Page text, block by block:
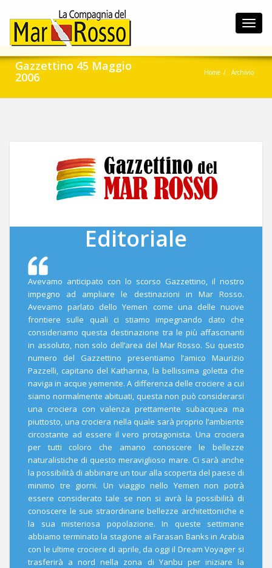
Gazzettino 45 Maggio
2006 Home Archivio
Editoriale
Avevamo anticipato con lo scorso Gazzettino, il nostro
impegno ad ampliare le destinazioni in Mar Rosso.
Avevamo parlato dello Yemen come una delle nuove
frontiere sulle quali ci stiamo impegnando dato che
consideriamo questa destinazione tra le più affascinanti
in assoluto, non solo dell’area del Mar Rosso. Su questo
numero del Gazzettino presentiamo l’amico Maurizio
Pazzelli, capitano del Katharina, la bellissima goletta che
naviga in acque yemenite. A differenza delle crociere a cui
siamo normalmente abituati, questa non può considerarsi
una crociera con valenza prettamente subacquea ma
piuttosto, una crociera nella quale sarà proprio l’ambiente
circostante ad essere il vero protagonista. Una crociera
per tutti coloro che amano conoscere le bellezze
naturalistiche di questo meraviglioso mare. Ci sarà anche
la possibilità di abbinare un tour alla scoperta del paese di
minimo tre giorni. Un viaggio nello Yemen non potrà
essere considerato tale se non si avrà la possibilità di
conoscere le sue straordinarie bellezze architettoniche e
la sua misteriosa popolazione. In queste settimane
abbiamo terminato la stagione ai Farasan Banks in Arabia
con le ultime crociere di aprile, da oggi il Dream Voyager si
trasferirà a nord nella zona di Yanbu per iniziare la